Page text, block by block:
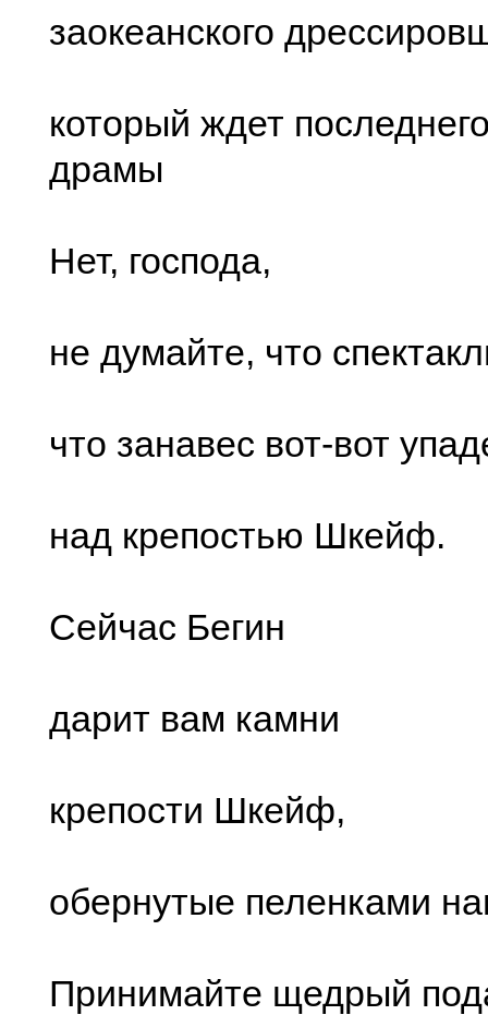
заокеанского
который ждет
драмы
Нет, господа,
не думайте, что
что занавес вот-вот
над крепостью Шкейф.
Сейчас Бегин
дарит вам камни
крепости Шкейф,
обернутые пеленками
Принимайте щедрый